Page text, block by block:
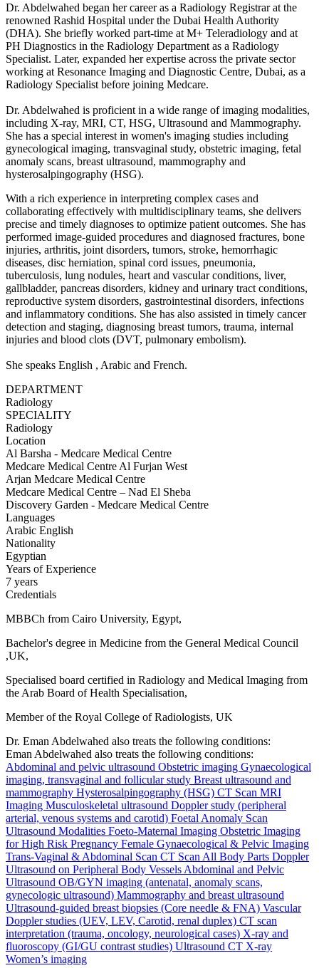
Dr. Abdelwahed began her career as a Radiology Registrar at the
renowned Rashid Hospital under the Dubai Health Authority
(DHA). She briefly worked part-time at M+ Teleradiology and at
PH Diagnostics in the Radiology Department as a Radiology
Specialist. Later, expanded her expertise across the private sector
working at Resonance Imaging and Diagnostic Centre, Dubai, as a
Radiology Specialist before joining Medcare.
Dr. Abdelwahed is proficient in a wide range of imaging modalities,
including X-ray, MRI, CT, HSG, Ultrasound and Mammography.
She has a special interest in women's imaging studies including
gynecological imaging, transvaginal study, obstetric imaging, fetal
anomaly scans, breast ultrasound, mammography and
hysterosalpingography (HSG).
With a rich experience in interpreting complex cases and
collaborating effectively with multidisciplinary teams, she delivers
precise and timely diagnoses to optimize patient outcomes. She has
performed image-guided procedures and diagnosed fractures, bone
injuries, arthritis, joint disorders, tumors, stroke, hemorrhagic
diseases, disc herniation, spinal cord issues, pneumonia,
tuberculosis, lung nodules, heart and vascular conditions, liver,
gallbladder, pancreas disorders, kidney and urinary tract conditions,
reproductive system disorders, gastrointestinal disorders, infections
and inflammatory conditions. She has also assisted in timely cancer
detection and staging, diagnosing breast tumors, trauma, internal
injuries and blood clots (DVT, pulmonary embolism).
She speaks English , Arabic and French.
DEPARTMENT
Radiology
SPECIALITY
Radiology
Location
Al Barsha - Medcare Medical Centre
Medcare Medical Centre Al Furjan West
Arjan Medcare Medical Centre
Medcare Medical Centre – Nad El Sheba
Discovery Garden - Medcare Medical Centre
Languages
Arabic English
Nationality
Egyptian
Years of Experience
7 years
Credentials
MBBCh from Cairo University, Egypt,
Bachelor's degree in Medicine from the General Medical Council
,UK,
Specialised board certified in Radiology and Medical Imaging from
the Arab Board of Health Specialisation,
Member of the Royal College of Radiologists, UK
Dr. Eman Abdelwahed also treats the following conditions:
Eman Abdelwahed also treats the following conditions:
Abdominal and pelvic ultrasound Obstetric imaging Gynaecological
imaging, transvaginal and follicular study Breast ultrasound and
mammography Hysterosalpingography (HSG) CT Scan MRI
Imaging Musculoskeletal ultrasound Doppler study (peripheral
arterial, venous systems and carotid) Foetal Anomaly Scan
Ultrasound Modalities Foeto-Maternal Imaging Obstetric Imaging
for High Risk Pregnancy Female Gynaecological & Pelvic Imaging
Trans-Vaginal & Abdominal Scan CT Scan All Body Parts Doppler
Ultrasound on Peripheral Body Vessels Abdominal and Pelvic
Ultrasound OB/GYN imaging (antenatal, anomaly scans,
gynecologic ultrasound) Mammography and breast ultrasound
Ultrasound-guided breast biopsies (Core needle & FNA) Vascular
Doppler studies (UEV, LEV, Carotid, renal duplex) CT scan
interpretation (trauma, oncology, neurological cases) X-ray and
fluoroscopy (GI/GU contrast studies) Ultrasound CT X-ray
Women’s imaging